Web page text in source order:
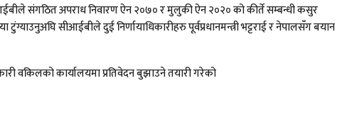
संगठित अपराध निवारण ऐन २०७० र मुलुकी ऐन २०२० को कीर्ते सम्बन्धी कसुर
सीआईबीले दुई निर्णायाधिकारीहरु पूर्वप्रधानमन्त्री भट्टराई र नेपालसँग बयान
वकिलको कार्यालयमा प्रतिवेदन बुझाउने तयारी गरेको